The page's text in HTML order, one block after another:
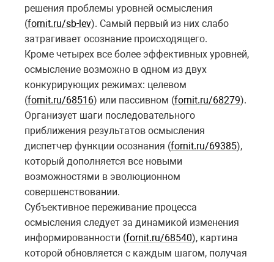
решения проблемы уровней осмысления
(fornit.ru/sb-lev). Самый первый из них слабо
затрагивает осознание происходящего.
Кроме четырех все более эффективных уровней,
осмысление возможно в одном из двух
конкурирующих режимах: целевом
(fornit.ru/68516) или пассивном (fornit.ru/68279).
Организует шаги последовательного
приближения результатов осмысления
диспетчер функции осознания (fornit.ru/69385),
который дополняется все новыми
возможностями в эволюционном
совершенствовании.
Субъективное переживание процесса
осмысления следует за динамикой изменения
информированности (fornit.ru/68540), картина
которой обновляется с каждым шагом, получая